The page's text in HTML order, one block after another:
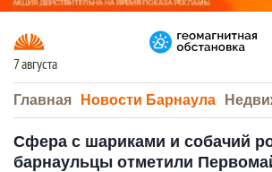
7 августа
Главная Новости Барнаула
Сфера с шариками и собачий
барнаульцы отметили